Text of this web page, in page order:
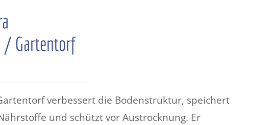
Gartentorf
verbessert die Bodenstruktur, speichert
und schützt vor Austrocknung. Er